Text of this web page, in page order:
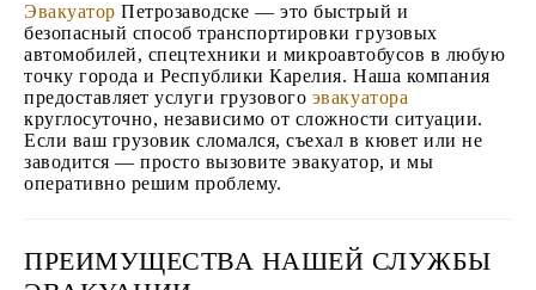
Эвакуатор Петрозаводске — это быстрый и
безопасный способ транспортировки грузовых
автомобилей, спецтехники и микроавтобусов в любую
точку города и Республики Карелия. Наша компания
предоставляет услуги грузового эвакуатора
круглосуточно, независимо от сложности ситуации.
Если ваш грузовик сломался, съехал в кювет или не
заводится — просто вызовите эвакуатор, и мы
оперативно решим проблему.
ПРЕИМУЩЕСТВА НАШЕЙ СЛУЖБЫ